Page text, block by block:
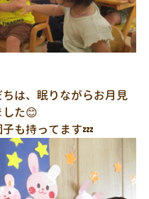
は、眠りながらお月見
た😊
子も持ってます💤